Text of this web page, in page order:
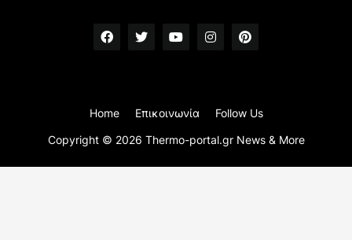
Copyright © 2026 Thermo-portal.gr News & More
Home Επικοινωνία Follow Us